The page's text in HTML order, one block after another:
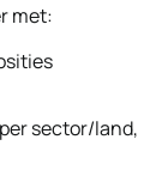
met:
sector/land,